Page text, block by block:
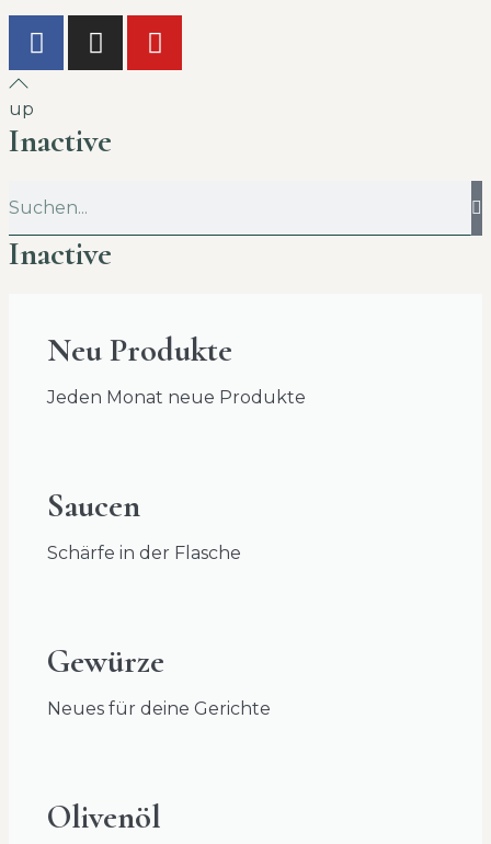
up
Inactive
Inactive
Neu Produkte
Jeden Monat neue Produkte
Saucen
Schärfe in der Flasche
Gewürze
Neues für deine Gerichte
Olivenöl